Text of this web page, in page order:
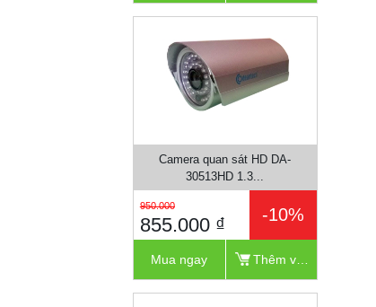
Camera quan sát HD DA-
30513HD 1.3...
950.000
855.000 ₫ -10%
Mua ngay Thêm vào giỏ